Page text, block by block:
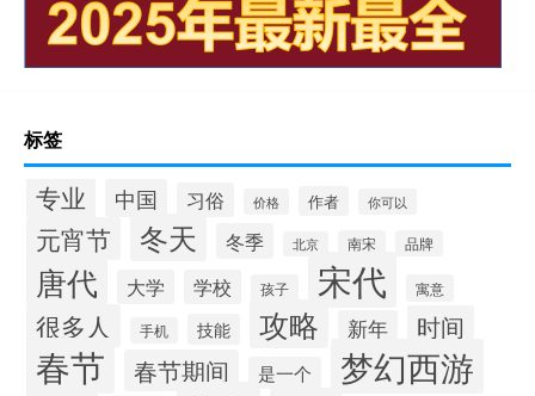
标签
专业 中国 习俗 价格 作者 你可以
元宵节 冬天 冬季 北京 南宋 品牌
唐代 大学 学校 孩子 宋代 寓意
很多人 手机 技能 攻略 新年 时间
春节 春节期间 是一个 梦幻西游